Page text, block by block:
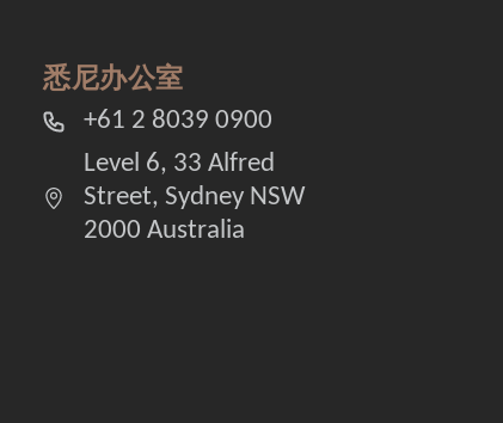
悉尼办公室
+61 2 8039 0900
Level 6, 33 Alfred
Street, Sydney NSW
2000 Australia